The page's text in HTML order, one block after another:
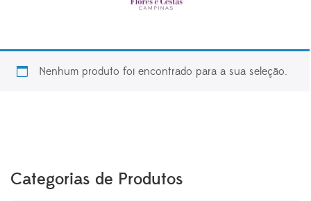
Nenhum produto foi encontrado para a sua seleção.
Categorias de Produtos